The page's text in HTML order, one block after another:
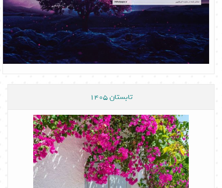
تابستان 1405